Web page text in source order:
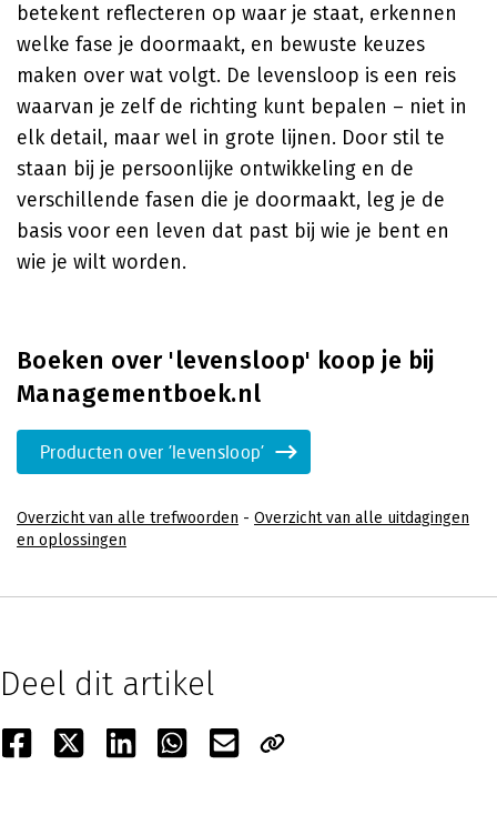
betekent reflecteren op waar je staat, erkennen
welke fase je doormaakt, en bewuste keuzes
maken over wat volgt. De levensloop is een reis
waarvan je zelf de richting kunt bepalen – niet in
elk detail, maar wel in grote lijnen. Door stil te
staan bij je persoonlijke ontwikkeling en de
verschillende fasen die je doormaakt, leg je de
basis voor een leven dat past bij wie je bent en
wie je wilt worden.
Boeken over 'levensloop' koop je bij
Managementboek.nl
Producten over 'levensloop'
Overzicht van alle trefwoorden - Overzicht van alle uitdagingen
en oplossingen
Deel dit artikel